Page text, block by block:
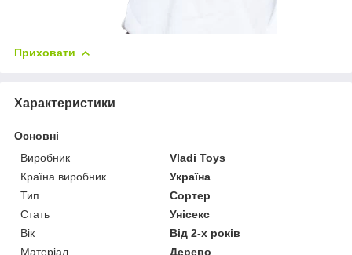
Приховати
Характеристики
Основні
Виробник
Vladi Toys
Країна виробник
Україна
Тип
Сортер
Стать
Унісекс
Вік
Від 2-х років
Матеріал
Дерево